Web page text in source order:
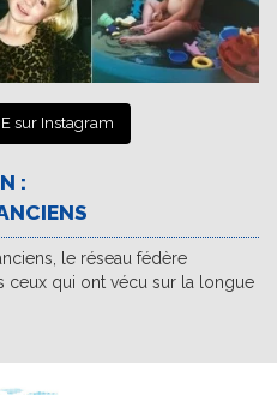
sur Instagram
:
le réseau fédère
ceux qui ont vécu sur la longue